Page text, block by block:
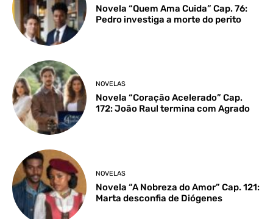
Novela “Quem Ama Cuida” Cap. 76:
Pedro investiga a morte do perito
NOVELAS
Novela “Coração Acelerado” Cap.
172: João Raul termina com Agrado
NOVELAS
Novela “A Nobreza do Amor” Cap. 121:
Marta desconfia de Diógenes